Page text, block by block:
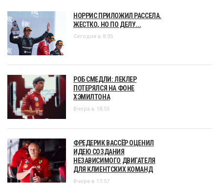
НОРРИС ПРИЛОЖИЛ РАССЕЛА.
ЖЕСТКО, НО ПО ДЕЛУ...
Сегодня в 8:35
РОБ СМЕДЛИ: ЛЕКЛЕР
ПОТЕРЯЛСЯ НА ФОНЕ
ХЭМИЛТОНА
Вчера в 18:55
ФРЕДЕРИК ВАССЁР ОЦЕНИЛ
ИДЕЮ СОЗДАНИЯ
НЕЗАВИСИМОГО ДВИГАТЕЛЯ
ДЛЯ КЛИЕНТСКИХ КОМАНД
Вчера в 17:57